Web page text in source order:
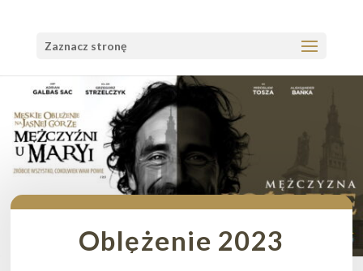
Zaznacz stronę
Oblężenie 2023